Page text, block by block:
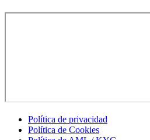
Política de privacidad
Política de Cookies